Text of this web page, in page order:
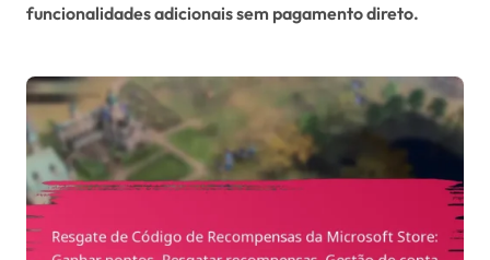
funcionalidades adicionais sem pagamento direto.